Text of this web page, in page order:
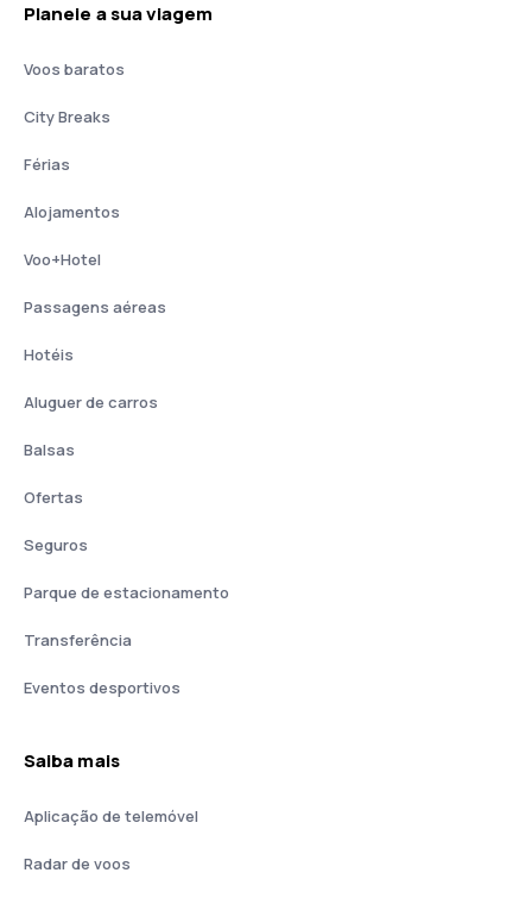
Planeie a sua viagem
Voos baratos
City Breaks
Férias
Alojamentos
Voo+Hotel
Passagens aéreas
Hotéis
Aluguer de carros
Balsas
Ofertas
Seguros
Parque de estacionamento
Transferência
Eventos desportivos
Saiba mais
Aplicação de telemóvel
Radar de voos